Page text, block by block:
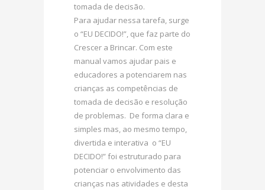
tomada de decisão.
Para ajudar nessa tarefa, surge
o “EU DECIDO!”, que faz parte do
Crescer a Brincar. Com este
manual vamos ajudar pais e
educadores a potenciarem nas
crianças as competências de
tomada de decisão e resolução
de problemas. De forma clara e
simples mas, ao mesmo tempo,
divertida e interativa o “EU
DECIDO!” foi estruturado para
potenciar o envolvimento das
crianças nas atividades e desta